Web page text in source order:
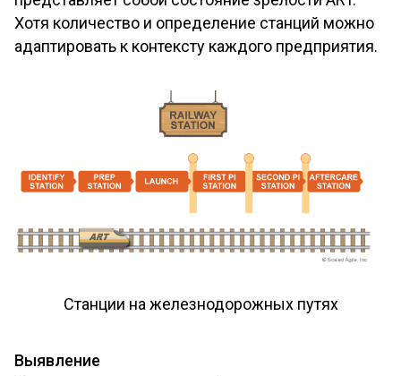
Хотя количество и определение станций можно
адаптировать к контексту каждого предприятия.
Станции на железнодорожных путях
Выявление